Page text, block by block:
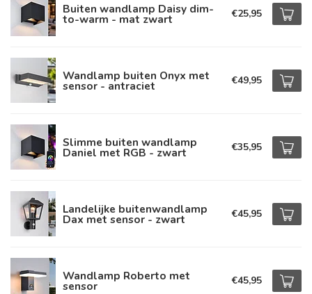
Buiten wandlamp Daisy dim-
to-warm - mat zwart €25,95
Wandlamp buiten Onyx met
sensor - antraciet €49,95
Slimme buiten wandlamp
Daniel met RGB - zwart €35,95
Landelijke buitenwandlamp
Dax met sensor - zwart €45,95
Wandlamp Roberto met
sensor €45,95